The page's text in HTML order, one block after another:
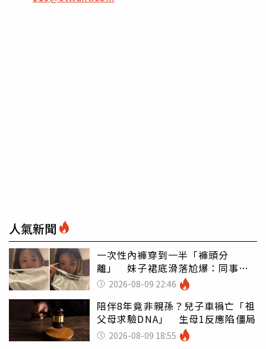
人氣新聞
一次性內褲穿到一半「褲頭分
離」 妹子裙底滑落尬爆：同事全
看光2026-08-09 22:46
陪伴8年竟非親孫？兒子車禍亡「祖
父母求驗DNA」 生母1反應陷僵局
2026-08-09 18:55